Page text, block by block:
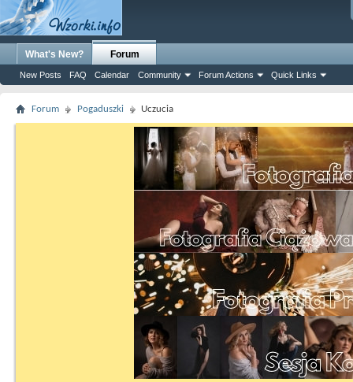
What's New? Forum
New Posts FAQ Calendar Community Forum Actions Quick Links
Forum Pogaduszki Uczucia